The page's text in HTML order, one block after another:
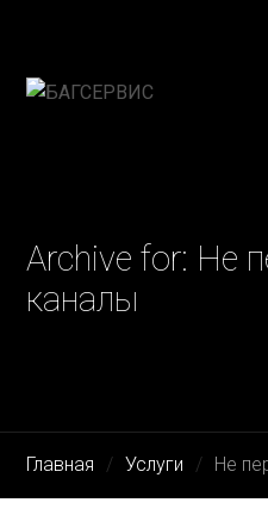
Archive for: Не
каналы
Главная Услуги Не